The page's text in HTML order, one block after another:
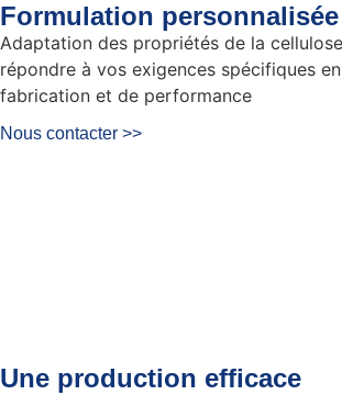
Formulation personnalisée
Adaptation des propriétés de la
répondre à vos exigences spécifiques
fabrication et de performance
Nous contacter >>
Une production efficace